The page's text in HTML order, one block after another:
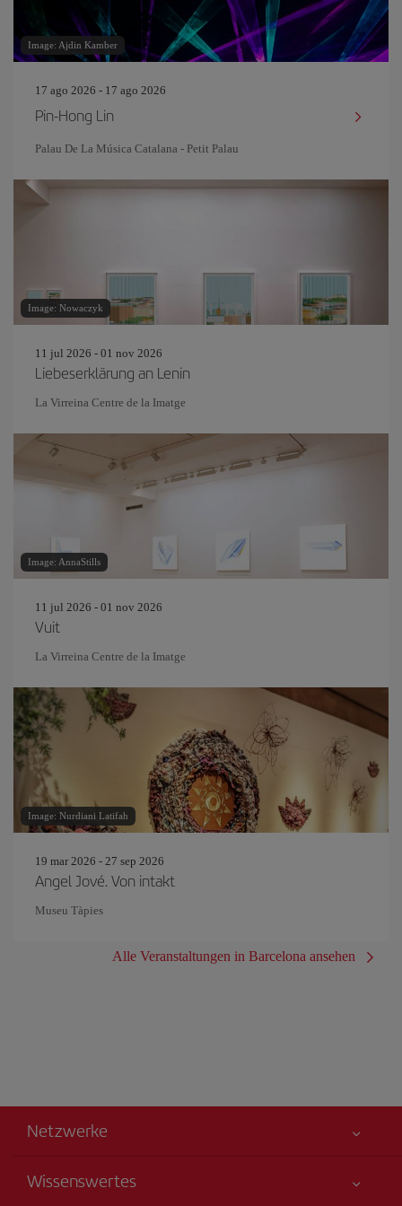
Image: Ajdin Kamber
17 ago 2026 - 17 ago 2026
Pin-Hong Lin
Palau De La Música Catalana - Petit Palau
Image: Nowaczyk
11 jul 2026 - 01 nov 2026
Liebeserklärung an Lenin
La Virreina Centre de la Imatge
Image: AnnaStills
11 jul 2026 - 01 nov 2026
Vuit
La Virreina Centre de la Imatge
Image: Nurdiani Latifah
19 mar 2026 - 27 sep 2026
Angel Jové. Von intakt
Museu Tàpies
Alle Veranstaltungen in Barcelona ansehen
Netzwerke
Wissenswertes